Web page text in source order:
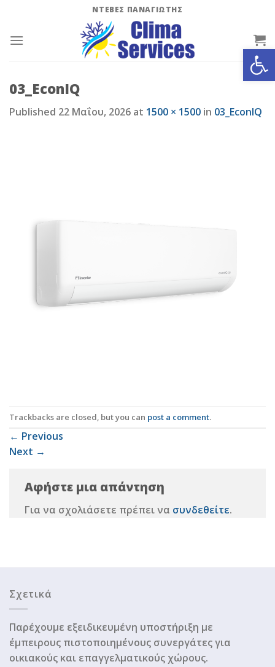
content
ΝΤΕΒΕΣ ΠΑΝΑΓΙΩΤΗΣ
03_EconIQ
Published 22 Μαΐου, 2026 at 1500 × 1500 in 03_EconIQ
Trackbacks are closed, but you can post a comment.
← Previous
Next →
Αφήστε μια απάντηση
Για να σχολιάσετε πρέπει να συνδεθείτε.
Σχετικά
Παρέχουμε εξειδικευμένη υποστήριξη με
έμπειρους πιστοποιημένους συνεργάτες για
οικιακούς και επαγγελματικούς χώρους.